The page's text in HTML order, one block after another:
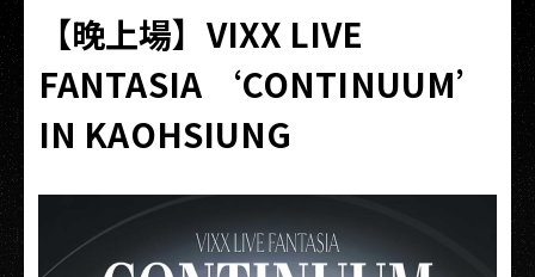
【晚上場】VIXX LIVE
FANTASIA ‘CONTINUUM’
IN KAOHSIUNG